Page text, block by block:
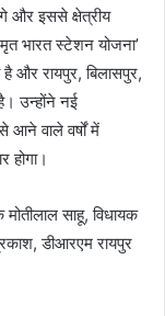
और इससे क्षेत्रीय
भारत स्टेशन योजना’
और रायपुर, बिलासपुर,
उन्होंने नई
आने वाले वर्षों में
होगा।
साहू, विधायक
डीआरएम रायपुर